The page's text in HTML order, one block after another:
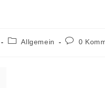
Beitrags-
Allgemein
Beitrags-
0